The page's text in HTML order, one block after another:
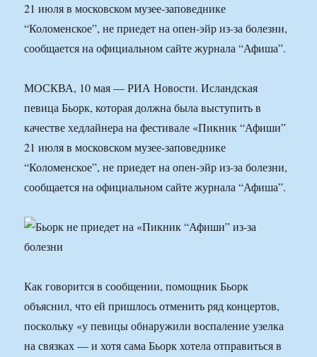
21 июля в московском музее-заповеднике
“Коломенское”, не приедет на опен-эйр из-за болезни,
сообщается на официальном сайте журнала “Афиша”.
МОСКВА, 10 мая — РИА Новости. Исландская
певица Бьорк, которая должна была выступить в
качестве хедлайнера на фестивале «Пикник “Афиши”
21 июля в московском музее-заповеднике
“Коломенское”, не приедет на опен-эйр из-за болезни,
сообщается на официальном сайте журнала “Афиша”.
Как говорится в сообщении, помощник Бьорк
объяснил, что ей пришлось отменить ряд концертов,
поскольку «у певицы обнаружили воспаление узелка
на связках — и хотя сама Бьорк хотела отправиться в